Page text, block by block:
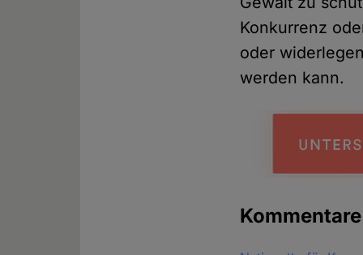
Konkurrenz
oder
werden kann.
Kommentare